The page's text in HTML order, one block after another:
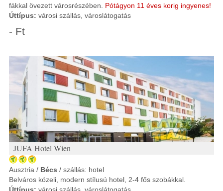
fákkal övezett városrészében. Pótágyon 11 éves korig ingyenes!
Úttípus: városi szállás, városlátogatás
- Ft
JUFA Hotel Wien
Ausztria / Bécs / szállás: hotel
Belváros közeli, modern stílusú hotel, 2-4 fős szobákkal.